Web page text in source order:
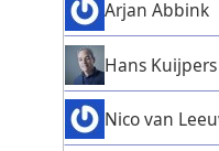
Arjan Abbink
Hans Kuijpers
Nico van